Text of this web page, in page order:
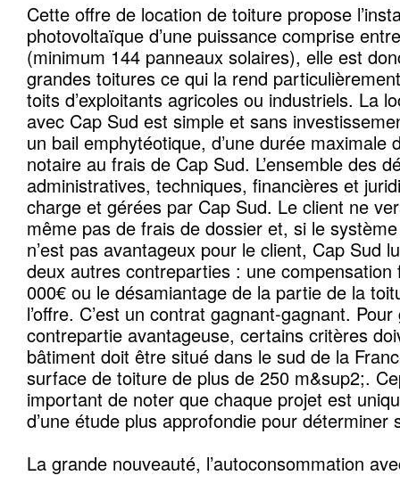
Cette offre de location de toiture propose
photovoltaïque d’une puissance comprise
(minimum 144 panneaux solaires), elle est
grandes toitures ce qui la rend
toits d’exploitants agricoles ou industriels. La
avec Cap Sud est simple et sans
un bail emphytéotique, d’une durée maximale
notaire au frais de Cap Sud. L’ensemble des
administratives, techniques, financières et
charge et gérées par Cap Sud. Le client ne
même pas de frais de dossier et, si le
n’est pas avantageux pour le client, Cap Sud
deux autres contreparties : une compensation
000€ ou le désamiantage de la partie de la
l’offre. C’est un contrat gagnant-gagnant.
contrepartie avantageuse, certains critères
bâtiment doit être situé dans le sud de la
surface de toiture de plus de 250 m&sup2;.
important de noter que chaque projet est
d’une étude plus approfondie pour déterminer
La grande nouveauté, l’autoconsommation